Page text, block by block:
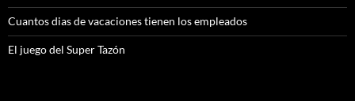
Cuantos dias de vacaciones tienen los empleados
El juego del Super Tazón